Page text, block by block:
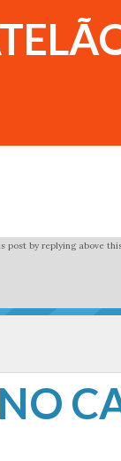
post by replying above